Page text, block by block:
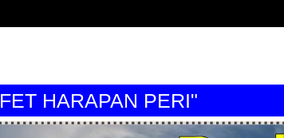
HARAPAN PERI"